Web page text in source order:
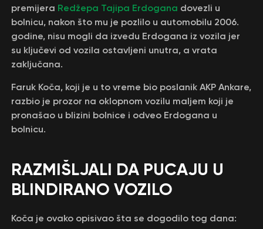
premijera Redžepa Tajipa Erdogana dovezli u
bolnicu, nakon što mu je pozlilo u automobilu 2006.
godine, nisu mogli da izvedu Erdogana iz vozila jer
su ključevi od vozila ostavljeni unutra, a vrata
zaključana.
Faruk Koča, koji je u to vreme bio poslanik AKP Ankare,
razbio je prozor na oklopnom vozilu maljem koji je
pronašao u blizini bolnice i odveo Erdogana u
bolnicu.
RAZMIŠLJALI DA PUCAJU U
BLINDIRANO VOZILO
Koča je ovako opisivao šta se dogodilo tog dana: